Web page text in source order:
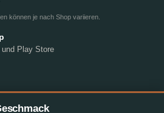
können je nach Shop variieren.
und Play Store